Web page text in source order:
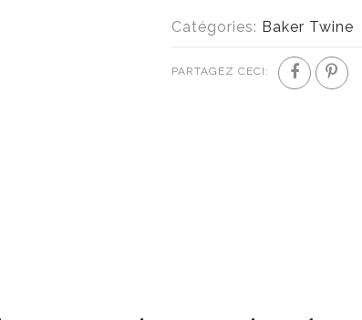
Catégories: Baker Twine
PARTAGEZ CECI: